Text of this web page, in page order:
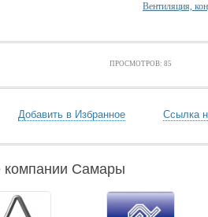
Вентиляция,
ПРОСМОТРОВ: 85
Добавить в Избранное Ссылка
компании Самары